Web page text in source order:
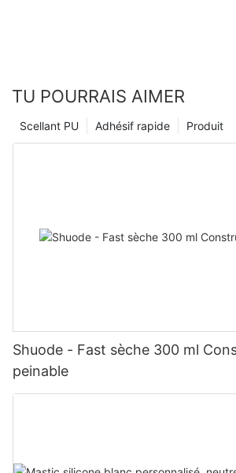
TU POURRAIS AIMER
Produit
Adhésif rapide
Scellant PU
Shuode - Fast sèche 300 ml
peinable